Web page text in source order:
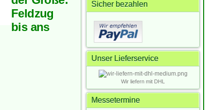
Sicher bezahlen
Unser Lieferservice
Wir liefern mit DHL
Messetermine
Feldzug
bis ans